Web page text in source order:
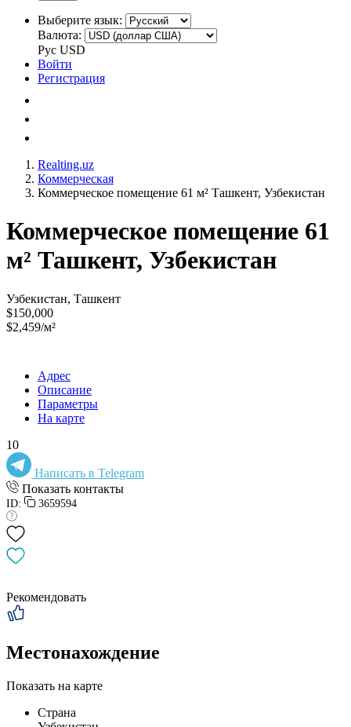
Выберите язык:
Валюта:
Рус USD
Войти
Регистрация
Realting.uz
Коммерческая
Коммерческое помещение 61 м² Ташкент, Узбекистан
Коммерческое помещение 61
м² Ташкент, Узбекистан
Узбекистан, Ташкент
$150,000
$2,459/м²
Адрес
Описание
Параметры
На карте
10
Написать в Telegram
Показать контакты
ID: 3659594
Рекомендовать
Местонахождение
Показать на карте
Страна